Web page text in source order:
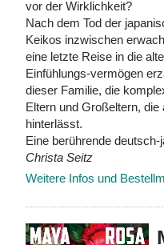
vor der Wirklichkeit?
Nach dem Tod der
Keikos inzwischen
eine letzte Reise in die
Einfühlungs-vermögen
dieser Familie, die
Eltern und Großeltern,
hinterlässt.
Eine berührende
Christa Seitz
Weitere Infos und